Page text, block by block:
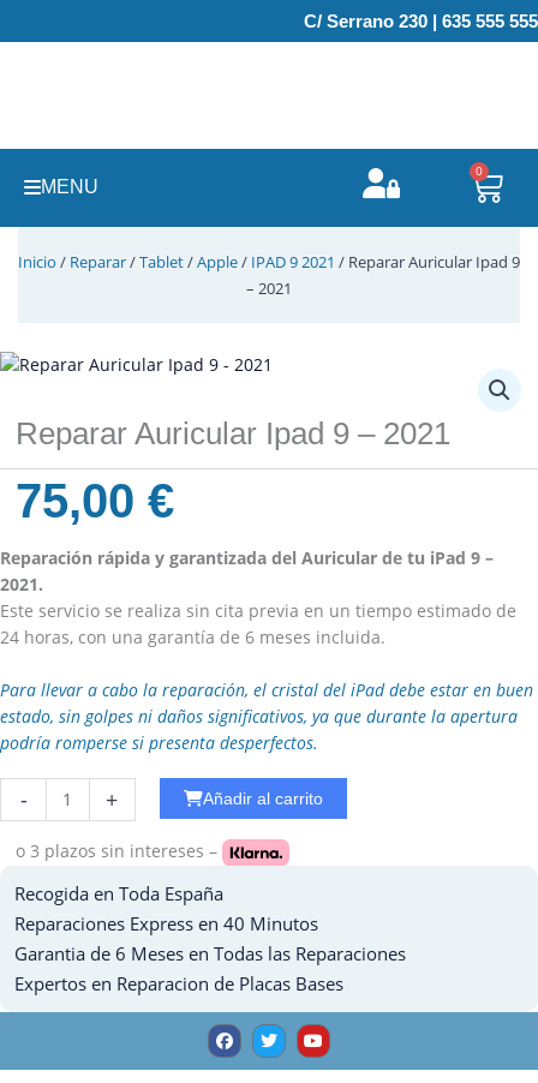
al
C/ Serrano 230 | 635 555 555
MENU
0
Inicio / Reparar/Tablet/Apple/ IPAD 9 2021 / Reparar Auricular Ipad 9
– 2021
Reparar Auricular Ipad 9 – 2021
75,00€
Reparación rápida y garantizada del Auricular de tu iPad 9 –
2021.
Este servicio se realiza sin cita previa en un tiempo estimado de
24 horas, con una garantía de 6 meses incluida.
Para llevar a cabo la reparación, el cristal del iPad debe estar en buen
estado, sin golpes ni daños significativos, ya que durante la apertura
podría romperse si presenta desperfectos.
-
WiFi
Ipad
10.5
cantidad
+ Añadir al carrito
o 3 plazos sin intereses –
Recogida en Toda España
Reparaciones Express en 40 Minutos
Garantia de 6 Meses en Todas las Reparaciones
Expertos en Reparacion de Placas Bases
F
a
c
e
T
w
i
t
Y
o
u
t